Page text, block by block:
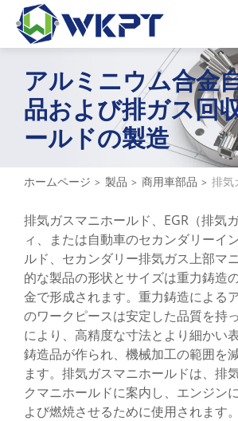
アルミニウム合金
品および排ガス回
ールドの製造
ホームページ 製品 商用車部品 排気
排気ガスマニホールド、EGR（排気
ィ、または自動車のセカンダリーイ
ルド、セカンダリー排気ガス上部マ
的な製品の形状とサイズは重力鋳造
金で形成されます。重力鋳造による
のワークピースは安定した品質を持
により、高精度な寸法とより細かい
鋳造品が作られ、機械加工の範囲を
ます。排気ガスマニホールドは、排
クマニホールドに案内し、エンジン
よび燃焼させるために使用されます
繁體中文 English 日本語
製品
農業機械部品
商用車部品
全て
工業用エンジンマウント / 運輸
マウント / パワートレインマウ
自動車変速機電磁バルブボディ
速機電磁バルブボディ